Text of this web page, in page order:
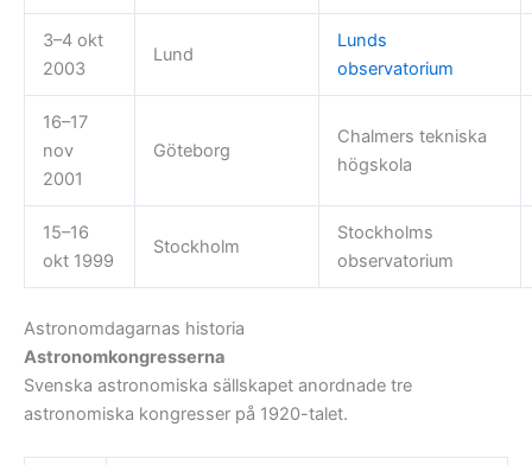
3–4 okt
2003
Lund
Lunds
observatorium
16–17
nov
2001
Göteborg
Chalmers tekniska
högskola
15–16
okt 1999
Stockholm
Stockholms
observatorium
Astronomdagarnas historia
Astronomkongresserna
Svenska astronomiska sällskapet anordnade tre
astronomiska kongresser på 1920-talet.